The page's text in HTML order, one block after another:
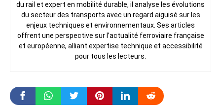
du rail et expert en mobilité durable, il analyse les évolutions
du secteur des transports avec un regard aiguisé sur les
enjeux techniques et environnementaux. Ses articles
offrent une perspective sur l’actualité ferroviaire française
et européenne, alliant expertise technique et accessibilité
pour tous les lecteurs.